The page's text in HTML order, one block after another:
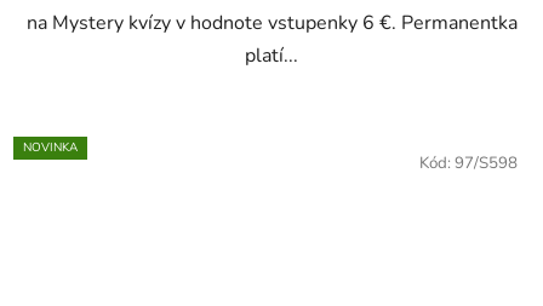
na Mystery kvízy v hodnote vstupenky 6 €. Permanentka
platí...
NOVINKA
Kód: 97/S598